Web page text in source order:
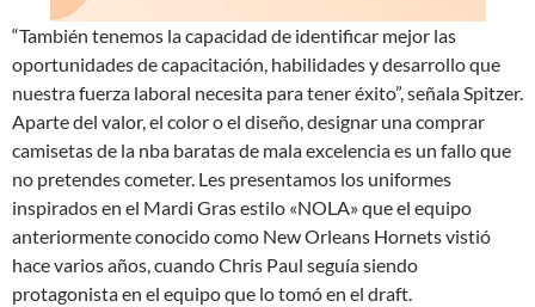
“También tenemos la capacidad de identificar mejor las
oportunidades de capacitación, habilidades y desarrollo que
nuestra fuerza laboral necesita para tener éxito”, señala Spitzer.
Aparte del valor, el color o el diseño, designar una comprar
camisetas de la nba baratas de mala excelencia es un fallo que
no pretendes cometer. Les presentamos los uniformes
inspirados en el Mardi Gras estilo «NOLA» que el equipo
anteriormente conocido como New Orleans Hornets vistió
hace varios años, cuando Chris Paul seguía siendo
protagonista en el equipo que lo tomó en el draft.